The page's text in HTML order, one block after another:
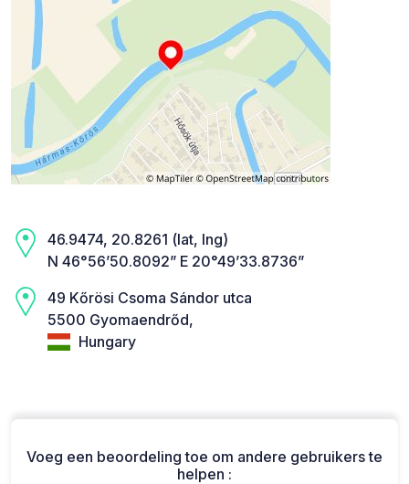
46.9474, 20.8261 (lat, lng)
N 46°56’50.8092” E 20°49’33.8736”
49 Kőrösi Csoma Sándor utca
5500 Gyomaendrőd,
Hungary
Voeg een beoordeling toe om andere gebruikers te
helpen :